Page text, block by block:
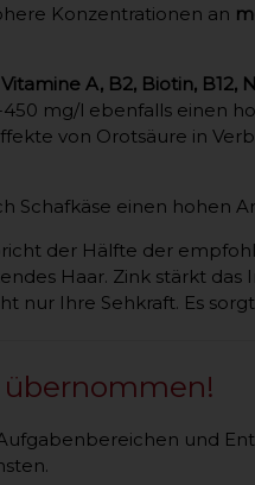
Konzentrationen an
Vitamine A, B2, Biotin, B12,
mg/l ebenfalls einen
von Orotsäure in
Schafkäse einen hohen
der Hälfte der
Haar. Zink stärkt
nur Ihre Sehkraft. Es
und